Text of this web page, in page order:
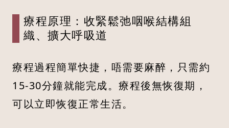
療程原理：收緊鬆弛咽喉結構組
織、擴大呼吸道
療程過程簡單快捷，唔需要麻醉，只需約
15-30分鐘就能完成。療程後無恢復期，
可以立即恢復正常生活。